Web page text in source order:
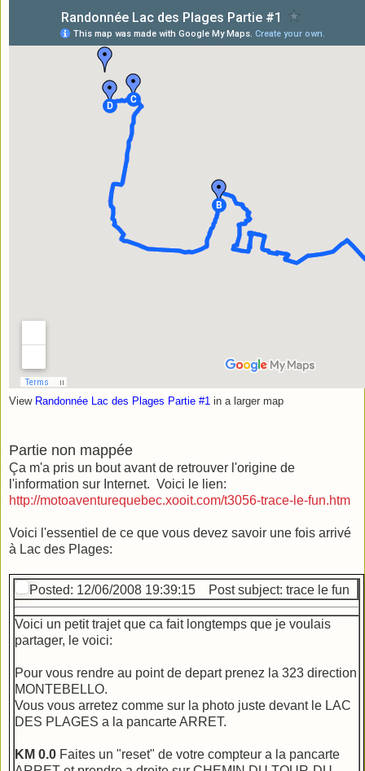
View Randonnée Lac des Plages Partie #1 in a larger map
Partie non mappée
Ça m'a pris un bout avant de retrouver l'origine de
l'information sur Internet. Voici le lien:
http://motoaventurequebec.xooit.com/t3056-trace-le-fun.htm
Voici l'essentiel de ce que vous devez savoir une fois arrivé
à Lac des Plages:
Posted: 12/06/2008 19:39:15 Post subject: trace le fun
Voici un petit trajet que ca fait longtemps que je voulais
partager, le voici:
Pour vous rendre au point de depart prenez la 323 direction
MONTEBELLO.
Vous vous arretez comme sur la photo juste devant le LAC
DES PLAGES a la pancarte ARRET.
KM 0.0 Faites un "reset" de votre compteur a la pancarte